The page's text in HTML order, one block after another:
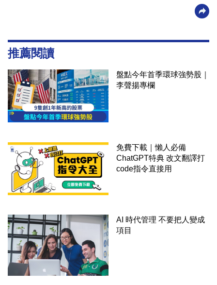
推薦閱讀
盤點今年首季環球強勢股｜
李聲揚專欄
免費下載｜懶人必備
ChatGPT特典 改文翻譯打
code指令直接用
AI 時代管理 不要把人變成
項目